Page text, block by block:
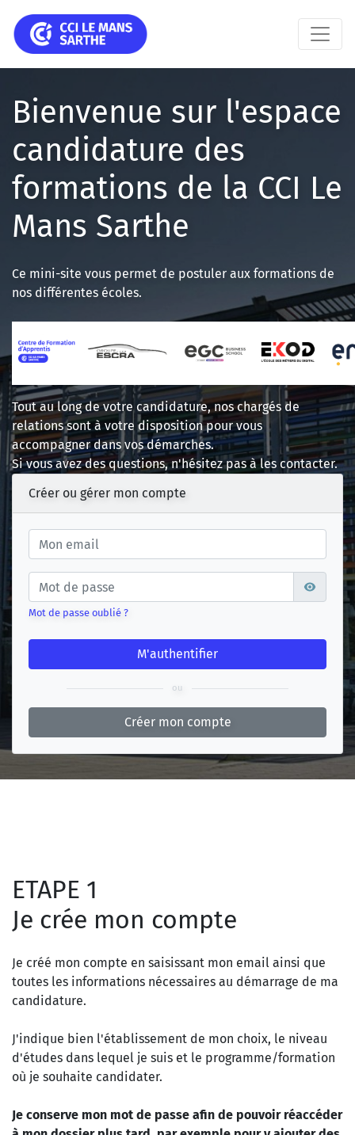
Bienvenue sur l'espace
candidature des
formations de la CCI Le
Mans Sarthe
Ce mini-site vous permet de postuler aux formations de
nos différentes écoles.
Tout au long de votre candidature, nos chargés de
relations sont à votre disposition pour vous
accompagner dans vos démarches.
Si vous avez des questions, n'hésitez pas à les contacter.
Créer ou gérer mon compte
Mot de passe oublié ?
M'authentifier
ou
Créer mon compte
ETAPE 1
Je crée mon compte
Je créé mon compte en saisissant mon email ainsi que
toutes les informations nécessaires au démarrage de ma
candidature.
J'indique bien l'établissement de mon choix, le niveau
d'études dans lequel je suis et le programme/formation
où je souhaite candidater.
Je conserve mon mot de passe afin de pouvoir réaccéder